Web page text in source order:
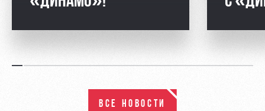
ВСЕ НОВОСТИ